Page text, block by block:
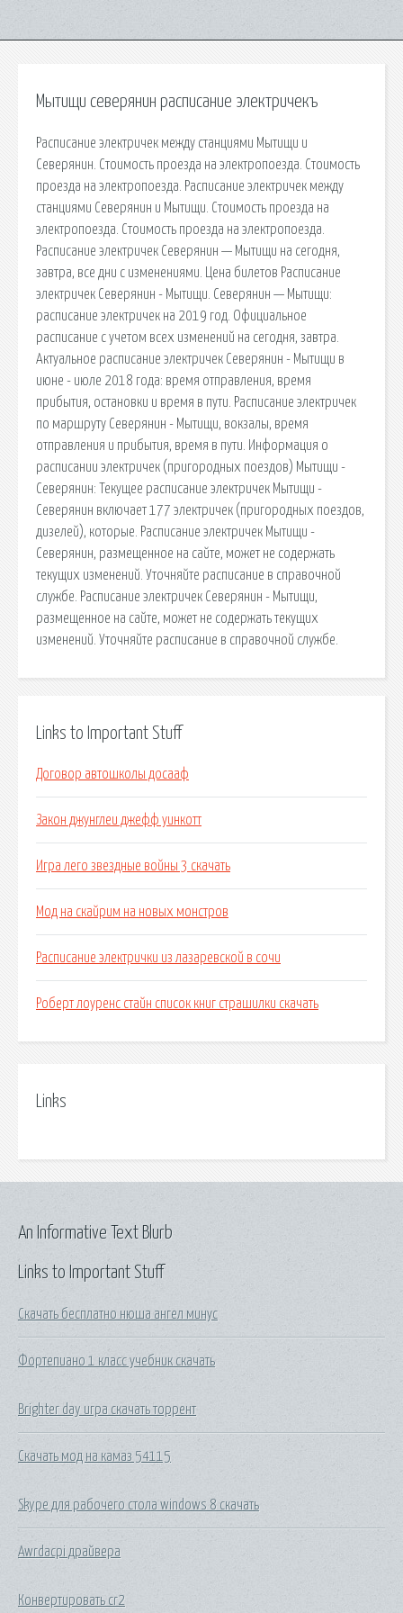
Мытищи северянин расписание электричекъ
Расписание электричек между станциями Мытищи и
Северянин. Стоимость проезда на электропоезда. Стоимость
проезда на электропоезда. Расписание электричек между
станциями Северянин и Мытищи. Стоимость проезда на
электропоезда. Стоимость проезда на электропоезда.
Расписание электричек Северянин — Мытищи на сегодня,
завтра, все дни с изменениями. Цена билетов Расписание
электричек Северянин - Мытищи. Северянин — Мытищи:
расписание электричек на 2019 год. Официальное
расписание с учетом всех изменений на сегодня, завтра.
Актуальное расписание электричек Северянин - Мытищи в
июне - июле 2018 года: время отправления, время
прибытия, остановки и время в пути. Расписание электричек
по маршруту Северянин - Мытищи, вокзалы, время
отправления и прибытия, время в пути. Информация о
расписании электричек (пригородных поездов) Мытищи -
Северянин: Текущее расписание электричек Мытищи -
Северянин включает 177 электричек (пригородных поездов,
дизелей), которые. Расписание электричек Мытищи -
Северянин, размещенное на сайте, может не содержать
текущих изменений. Уточняйте расписание в справочной
службе. Расписание электричек Северянин - Мытищи,
размещенное на сайте, может не содержать текущих
изменений. Уточняйте расписание в справочной службе.
Links to Important Stuff
Договор автошколы досааф
Закон джунглеи джефф уинкотт
Игра лего звездные войны 3 скачать
Мод на скайрим на новых монстров
Расписание электрички из лазаревской в сочи
Роберт лоуренс стайн список книг страшилки скачать
Links
Links to Important Stuff
Скачать бесплатно нюша ангел минус
Фортепиано 1 класс учебник скачать
Brighter day игра скачать торрент
Скачать мод на камаз 54115
Skype для рабочего стола windows 8 скачать
Awrdacpi драйвера
Конвертировать cr2
An Informative Text Blurb